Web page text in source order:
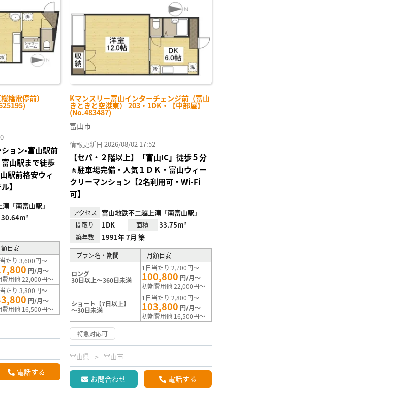
橋電停前）
り登
録
ョン•富山駅前
山駅まで徒歩
駅前格安ウィ
】
「南富山駅」
30.64m²
額目安
たり 3,600円～
円/月～
費用他 22,000円～
たり 3,800円～
円/月～
費用他 16,500円～
電話する
Kマンスリー富山インターチェンジ前（富山
きときと空港東） 203・1DK・【中部屋】
(No.483487)
富山市
情報更新日 2026/08/02 17:52
【セパ・２階以上】「富山IC」徒歩５分
🚶駐車場完備・人気１ＤＫ・富山ウィー
クリーマンション【2名利用可・Wi-Fi
可】
アクセス 富山地鉄不二越上滝「南富山駅」
間取り 1DK 面積 33.75m²
築年数 1991年 7月 築
プラン名・期間 月額目安
ロング
30日以上～360日未満
1日当たり 2,700円～
100,800 円/月～
初期費用他 22,000円～
ショート【7日以上】
～30日未満
1日当たり 2,800円～
103,800 円/月～
初期費用他 16,500円～
特急対応可
富山県 富山市
お問合わせ 電話する